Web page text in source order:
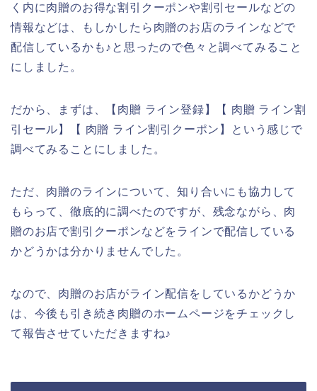
く内に肉贈のお得な割引クーポンや割引セールなどの
情報などは、もしかしたら肉贈のお店のラインなどで
配信しているかも♪と思ったので色々と調べてみること
にしました。
だから、まずは、【肉贈 ライン登録】【 肉贈 ライン割
引セール】【 肉贈 ライン割引クーポン】という感じで
調べてみることにしました。
ただ、肉贈のラインについて、知り合いにも協力して
もらって、徹底的に調べたのですが、残念ながら、肉
贈のお店で割引クーポンなどをラインで配信している
かどうかは分かりませんでした。
なので、肉贈のお店がライン配信をしているかどうか
は、今後も引き続き肉贈のホームページをチェックし
て報告させていただきますね♪